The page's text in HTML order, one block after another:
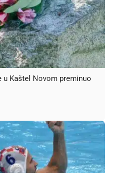
u Kaštel Novom preminuo